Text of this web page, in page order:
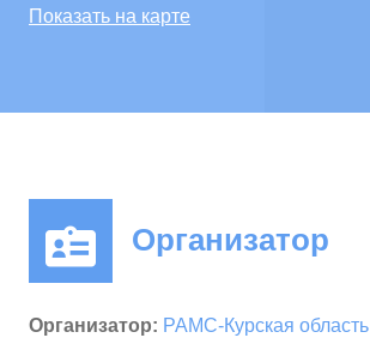
Показать на карте
Организатор
Организатор: РАМС-Курская область